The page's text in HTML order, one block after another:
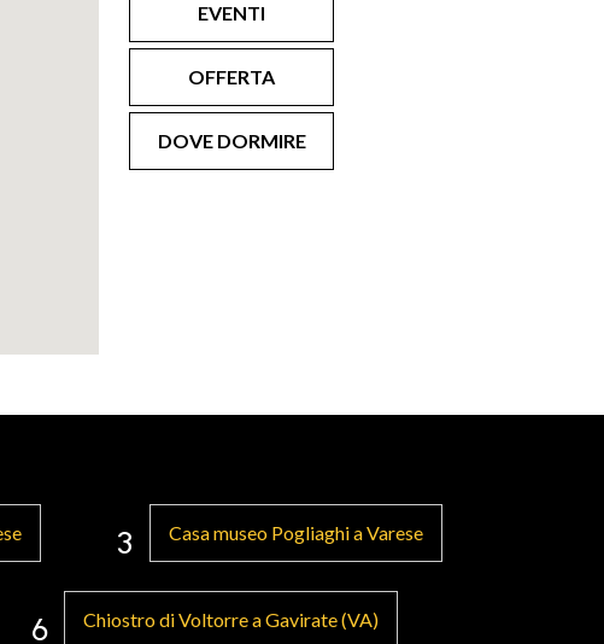
EVENTI
OFFERTA
DOVE DORMIRE
3 Casa museo Pogliaghi a Varese
6 Chiostro di Voltorre a Gavirate (VA)